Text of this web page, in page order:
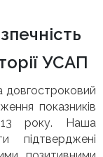
УСАП
довгостроковий
показників
року. Наша
підтверджені